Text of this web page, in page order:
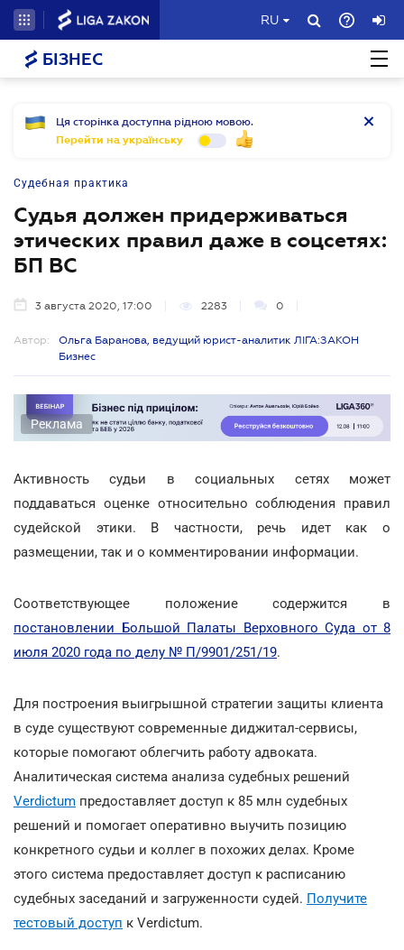
RU
БІЗНЕС
Ця сторінка доступна рідною мовою.
Перейти на українську
Судебная практика
Судья должен придерживаться
этических правил даже в соцсетях:
БП ВС
3 августа 2020, 17:00 2283 0
Автор:
Ольга Баранова, ведущий юрист-аналитик ЛІГА:ЗАКОН
Бизнес
Реклама
Активность судьи в социальных сетях может
поддаваться оценке относительно соблюдения правил
судейской этики. В частности, речь идет как о
размещении, так и о комментировании информации.
Соответствующее положение содержится в
постановлении Большой Палаты Верховного Суда от 8
июля 2020 года по делу № П/9901/251/19.
Для построения выигрышной стратегии защиты клиента
в суде существуют современные диджитал-сервисы,
которые помогают облегчить работу адвоката.
Аналитическая система анализа судебных решений
Verdictum предоставляет доступ к 85 млн судебных
решений и помогает оперативно выучить позицию
конкретного судьи и коллег в похожих делах. Кроме
этого система предоставляет доступ к расписанию
судебных заседаний и загруженности судей. Получите
тестовый доступ к Verdictum.